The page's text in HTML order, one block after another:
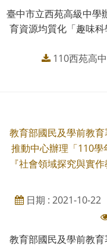
臺中市立西苑高級中學
育資源均質化「趣味
110西苑高
教育部國民及學前教
推動中心辦理「110
『社會領域探究與實
日期 : 2021-10-22
教育部國民及學前教